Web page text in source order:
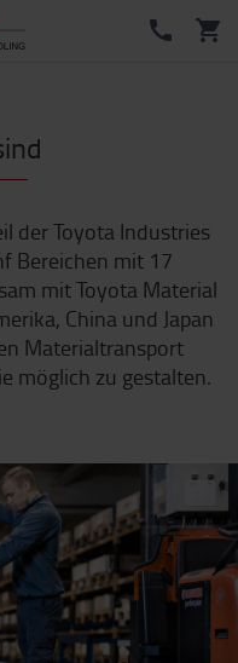
der Toyota Industries
Bereichen mit 17
mit Toyota Material
China und Japan
Materialtransport
möglich zu gestalten.